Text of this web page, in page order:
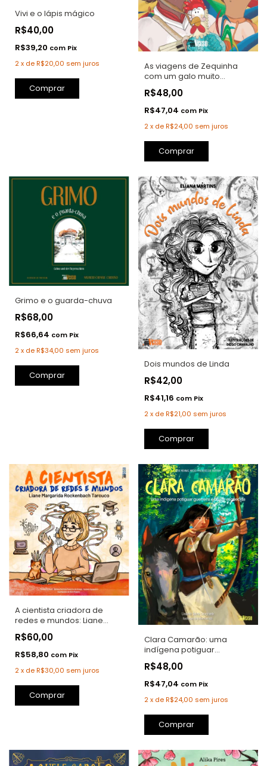
Vivi e o lápis mágico
R$40,00
R$39,20 com Pix
2x deR$20,00 sem juros
As viagens de Zequinha
com um galo muito
arretado
R$48,00
R$47,04 com Pix
2 x deR$24,00 sem juros
Comprar
Grimo e o guarda-chuva
R$68,00
R$66,64 com Pix
2x deR$34,00 sem juros
Comprar
Dois mundos de Linda
R$42,00
R$41,16 com Pix
2 x deR$21,00 sem juros
Comprar
A cientista criadora de
redes e mundos: Liane
Margarida Rockenbach
Tarouco
R$60,00
R$58,80 com Pix
2x deR$30,00 sem juros
Clara Camarão: uma
indígena potiguar
guerreira e quase
esquecida
R$48,00
R$47,04 com Pix
2 x deR$24,00 sem juros
Comprar